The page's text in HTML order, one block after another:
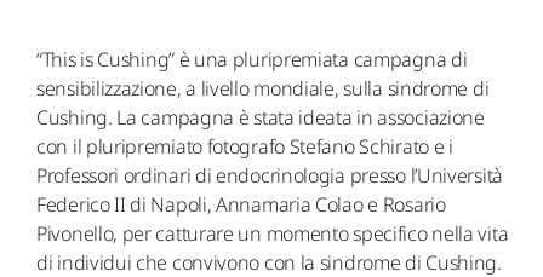
“This is Cushing” è una pluripremiata campagna di
sensibilizzazione, a livello mondiale, sulla sindrome di
Cushing. La campagna è stata ideata in associazione
con il pluripremiato fotografo Stefano Schirato e i
Professori ordinari di endocrinologia presso l’Università
Federico II di Napoli, Annamaria Colao e Rosario
Pivonello, per catturare un momento specifico nella vita
di individui che convivono con la sindrome di Cushing.